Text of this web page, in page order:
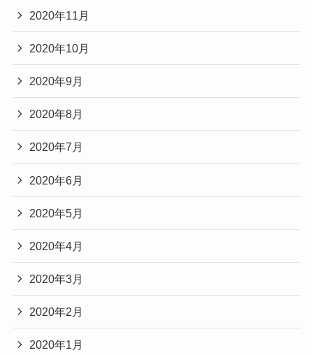
2020年11月
2020年10月
2020年9月
2020年8月
2020年7月
2020年6月
2020年5月
2020年4月
2020年3月
2020年2月
2020年1月